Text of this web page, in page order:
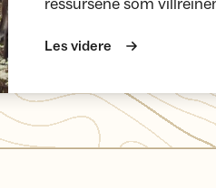
Les videre